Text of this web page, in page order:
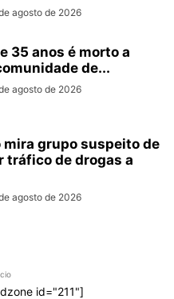
agosto de 2026
35 anos é morto a
de...
agosto de 2026
mira grupo suspeito de
tráfico de drogas a
agosto de 2026
id="211"]